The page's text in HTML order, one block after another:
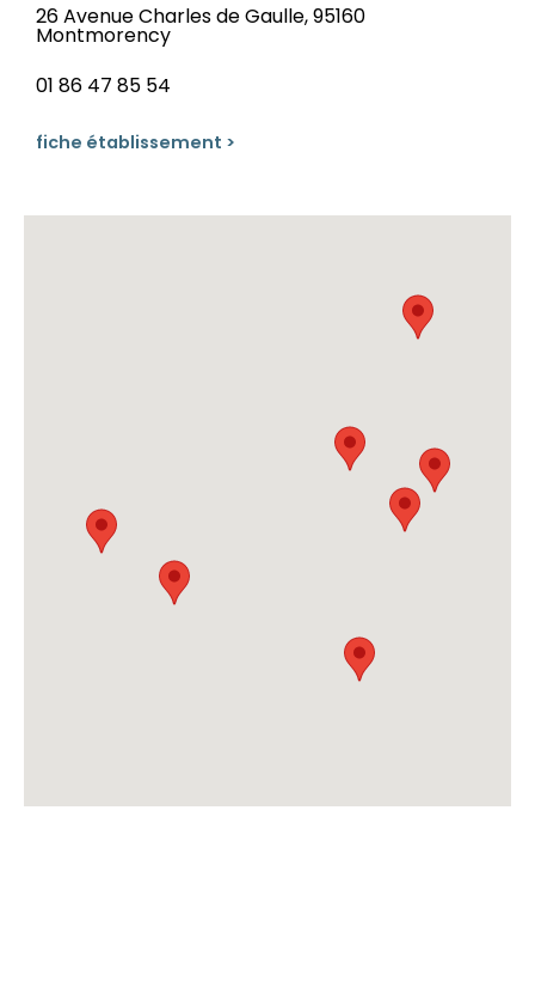
26 Avenue Charles de Gaulle, 95160
Montmorency
01 86 47 85 54
fiche établissement >